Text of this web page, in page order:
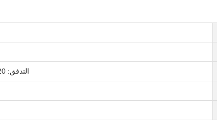
التدفق: 20 طن/ساعة～30 طن/ساعة، حجم الحوض: 30 متر مكعب